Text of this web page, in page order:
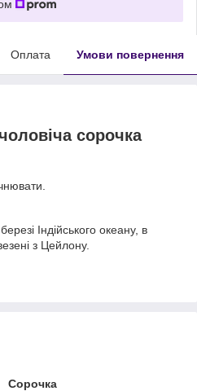
Оплата Умови повернення
сорочка
Індійського океану, в
з Цейлону.
Сорочка